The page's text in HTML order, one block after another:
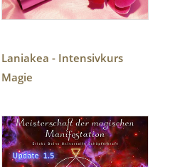
Laniakea - Intensivkurs
Magie